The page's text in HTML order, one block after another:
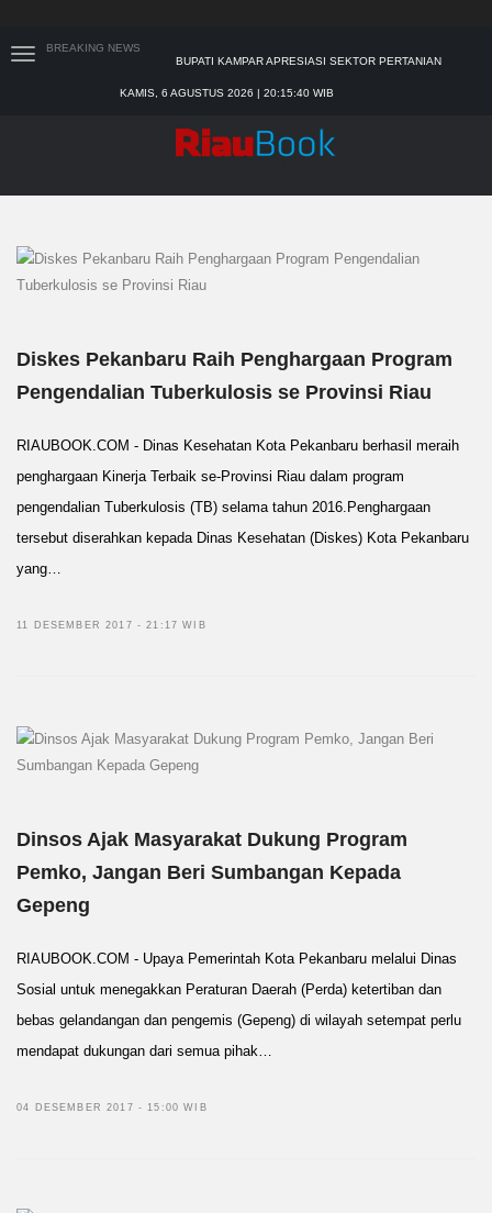
BREAKING NEWS
BUPATI KAMPAR APRESIASI SEKTOR PERTANIAN
28 CALON PETINGGI BRK SYARIAH LOLOS
TIM MANGGALA AGNI MASIH LAKUKAN PEMADAMAN
KEBAKARAN HUTAN DAN LAHAN
SAR PADANG EVAKUASI PELAJAR YANG TERJEBAK
KAMIS, 6 AGUSTUS 2026 | 20:15:41 WIB
Diskes Pekanbaru Raih Penghargaan Program
Pengendalian Tuberkulosis se Provinsi Riau
RIAUBOOK.COM - Dinas Kesehatan Kota Pekanbaru berhasil meraih
penghargaan Kinerja Terbaik se-Provinsi Riau dalam program
pengendalian Tuberkulosis (TB) selama tahun 2016.Penghargaan
tersebut diserahkan kepada Dinas Kesehatan (Diskes) Kota Pekanbaru
yang…
11 DESEMBER 2017 - 21:17 WIB
Dinsos Ajak Masyarakat Dukung Program
Pemko, Jangan Beri Sumbangan Kepada
Gepeng
RIAUBOOK.COM - Upaya Pemerintah Kota Pekanbaru melalui Dinas
Sosial untuk menegakkan Peraturan Daerah (Perda) ketertiban dan
bebas gelandangan dan pengemis (Gepeng) di wilayah setempat perlu
mendapat dukungan dari semua pihak…
04 DESEMBER 2017 - 15:00 WIB